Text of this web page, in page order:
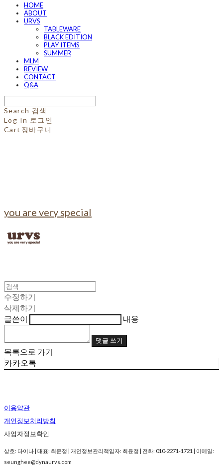
HOME
ABOUT
URVS
TABLEWARE
BLACK EDITION
PLAY ITEMS
SUMMER
MLM
REVIEW
CONTACT
Q&A
Search 검색
Log In 로그인
Cart 장바구니
you are very special
수정하기
삭제하기
글쓴이
내용
댓글 쓰기
목록으로 가기
카카오톡
이용약관
개인정보처리방침
사업자정보확인
상호: 다이나 | 대표: 최윤정 | 개인정보관리책임자: 최윤정 | 전화: 010-2271-1721 | 이메일:
seunghee@dynaurvs.com